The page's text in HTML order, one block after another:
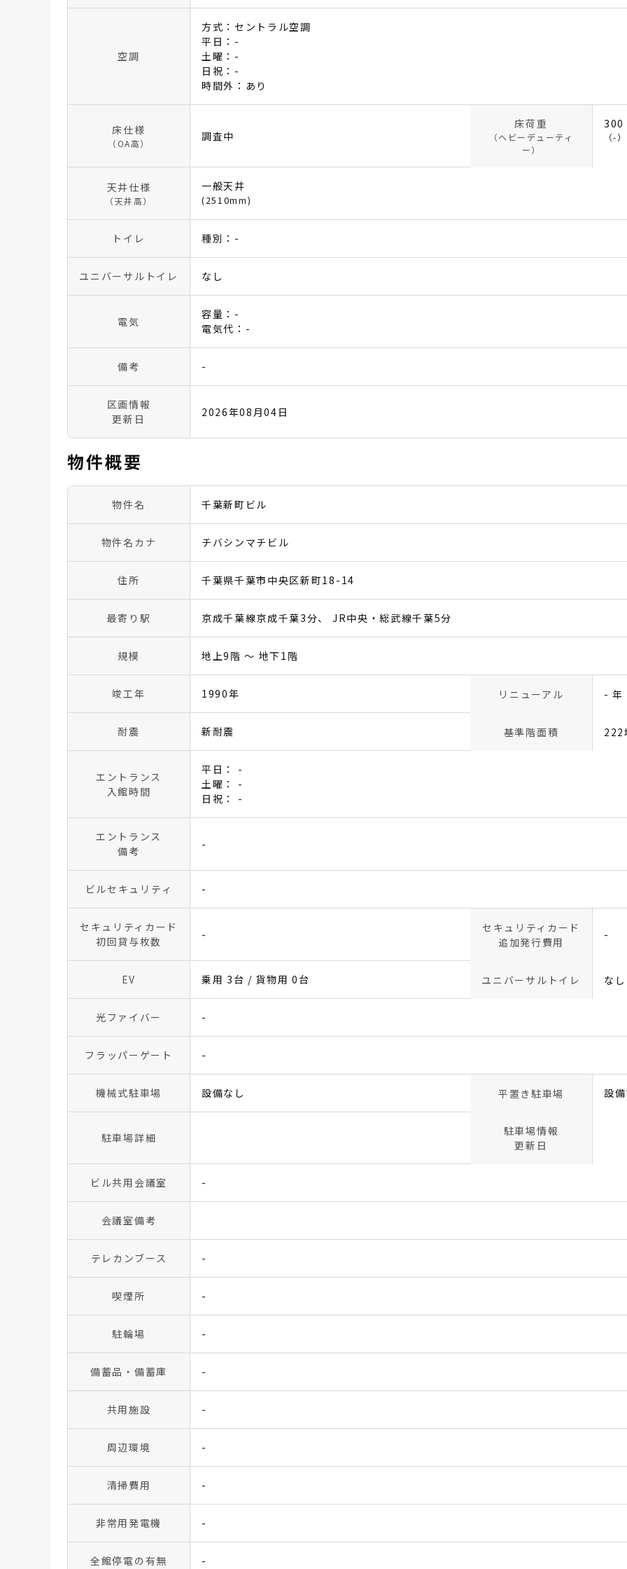
空調
方式：セントラル空調
平日：-
土曜：-
日祝：-
時間外：あり
床仕様
（OA高）
調査中
床荷重
（ヘビーデューティ
ー）
（-）
天井仕様
（天井高）
一般天井
(2510mm)
トイレ 種別：-
ユニバーサルトイレ なし
電気
容量：-
電気代：-
備考 -
区画情報
更新日
2026年08月04日
物件概要
物件名 千葉新町ビル
物件名カナ チバシンマチビル
住所 千葉県千葉市中央区新町18-14
最寄り駅 京成千葉線京成千葉3分 JR中央・総武線千葉5分
規模 地上9階 〜 地下1階
竣工年 1990年 リニューアル - 年
耐震 新耐震 基準階面積 222
エントランス
入館時間
平日： -
土曜： -
日祝： -
エントランス
備考
-
ビルセキュリティ -
セキュリティカード
初回貸与枚数
-
セキュリティカード
追加発行費用
-
EV 乗用 3台 / 貨物用 0台 ユニバーサルトイレ なし
光ファイバー -
フラッパーゲート -
機械式駐車場 設備なし 平置き駐車場 設
駐車場詳細
駐車場情報
更新日
ビル共用会議室 -
会議室備考
テレカンブース -
喫煙所 -
駐輪場 -
備蓄品・備蓄庫 -
共用施設 -
周辺環境 -
清掃費用 -
非常用発電機 -
全館停電の有無 -